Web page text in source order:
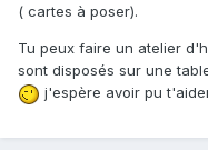
( cartes à poser).
Tu peux faire un atelier
sont disposés sur une
j'espère avoir pu